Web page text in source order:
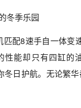
配8速手自一体变
能却只有四缸的
日护航。无论繁